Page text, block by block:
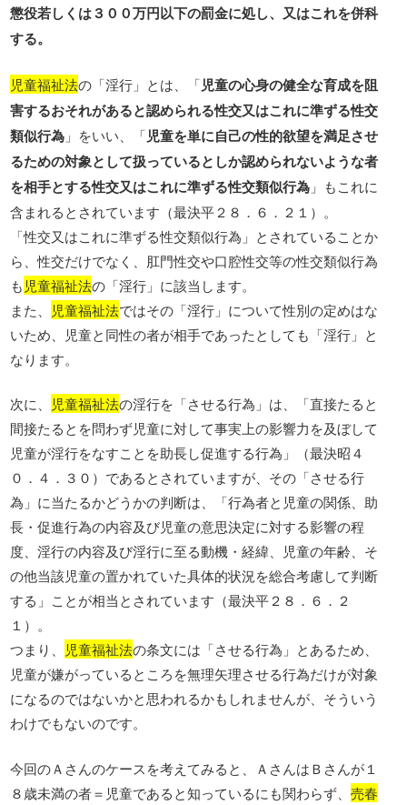
懲役若しくは３００万円以下の罰金に処し、又はこれを併科
する。
児童福祉法の「淫行」とは、「児童の心身の健全な育成を阻
害するおそれがあると認められる性交又はこれに準ずる性交
類似行為 」をいい、「児童を単に自己の性的欲望を満足させ
るための対象として扱っているとしか認められないような者
を相手とする性交又はこれに準ずる性交類似行為 」もこれに
含まれるとされています（最決平２８．６．２１）。
「性交又はこれに準ずる性交類似行為」とされていることか
ら、性交だけでなく、肛門性交や口腔性交等の性交類似行為
も 児童福祉法の「淫行」に該当します。
また、
児童福祉法ではその「淫行」について性別の定めはな
いため、児童と同性の者が相手であったとしても「淫行」と
なります。
次に、 児童福祉法の淫行を「させる行為」は、「直接たると
間接たるとを問わず児童に対して事実上の影響力を及ぼして
児童が淫行をなすことを助長し促進する行為」（最決昭４
０．４．３０）であるとされていますが、その「させる行
為」に当たるかどうかの判断は、「行為者と児童の関係、助
長・促進行為の内容及び児童の意思決定に対する影響の程
度、淫行の内容及び淫行に至る動機・経緯、児童の年齢、そ
の他当該児童の置かれていた具体的状況を総合考慮して判断
する」ことが相当とされています（最決平２８．６．２
１）。
つまり、
児童福祉法の条文には「させる行為」とあるため、
児童が嫌がっているところを無理矢理させる行為だけが対象
になるのではないかと思われるかもしれませんが、そういう
わけでもないのです。
今回のＡさんのケースを考えてみると、ＡさんはＢさんが１
８歳未満の者＝児童であると知っているにも関わらず、売春